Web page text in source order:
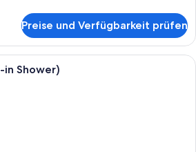
Preise und Verfügbarkeit prüfen
Ein Schlafzimmer mit
in Shower)